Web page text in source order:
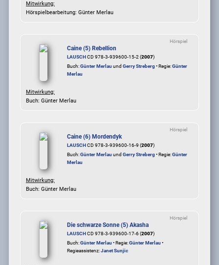
Mitwirkung:
Hörspielbearbeitung: Günter Merlau
Hörspiel
Caine (5) Rebellion
LAUSCHCD 978-3-939600-15-2 (2007)
Buch:Günter Merlau und Gerry Streberg• Regie:Günter
Merlau
Mitwirkung:
Buch: Günter Merlau
Hörspiel
Caine (6) Mordendyk
LAUSCHCD 978-3-939600-16-9 (2007)
Buch:Günter Merlau und Gerry Streberg• Regie:Günter
Merlau
Mitwirkung:
Buch: Günter Merlau
Hörspiel
Die schwarze Sonne (5) Akasha
LAUSCHCD 978-3-939600-17-6 (2007)
Buch:Günter Merlau • Regie:Günter Merlau •
Regieassistenz:Janet Sunjic